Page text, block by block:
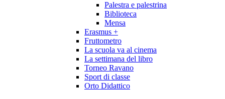
Palestra e palestrina
Biblioteca
Mensa
Erasmus +
Fruttometro
La scuola va al cinema
La settimana del libro
Torneo Ravano
Sport di classe
Orto Didattico